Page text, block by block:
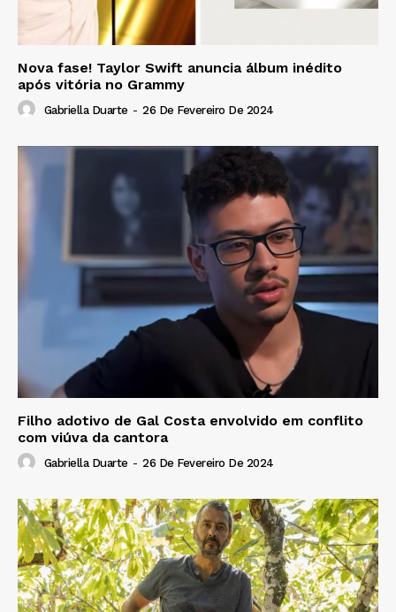
Nova fase! Taylor Swift anuncia álbum inédito
após vitória no Grammy
Gabriella Duarte - 26 De Fevereiro De 2024
Filho adotivo de Gal Costa envolvido em conflito
com viúva da cantora
Gabriella Duarte - 26 De Fevereiro De 2024